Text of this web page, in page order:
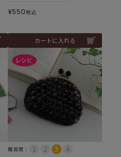
¥550税込
カートに入れる
難易度：